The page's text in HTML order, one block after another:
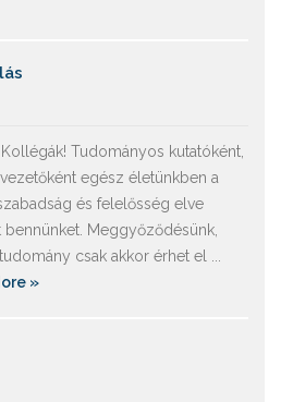
Tudományos kutatóként,
egész életünkben a
és felelősség elve
bennünket. Meggyőződésünk,
csak akkor érhet el ...
»